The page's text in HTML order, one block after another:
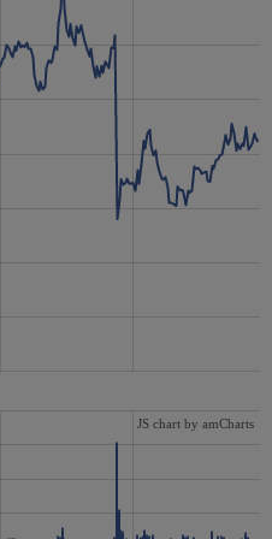
JS chart by amCharts